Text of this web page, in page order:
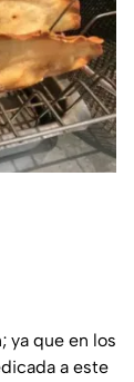
ya que en los
a este